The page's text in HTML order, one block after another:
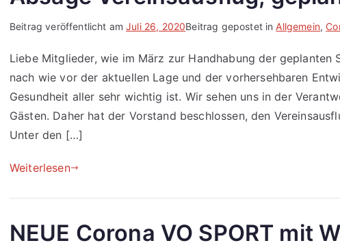
Beitrag veröffentlicht amJuli 26, 2020Beitrag gepostet inAllgemein,
Liebe Mitglieder, wie im März zur Handhabung der geplanten
nach wie vor der aktuellen Lage und der vorhersehbaren
Gesundheit aller sehr wichtig ist. Wir sehen uns in der
Gästen. Daher hat der Vorstand beschlossen, den
Unter den […]
Weiterlesen
NEUE Corona VO SPORT mit